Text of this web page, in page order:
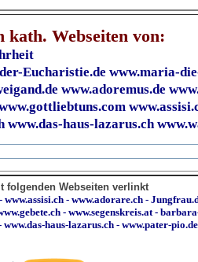
kath. Webseiten von:
Eucharistie.de www.maria-
www.adoremus.de
www.das-haus-lazarus.ch
folgenden Webseiten verlinkt
www.assisi.ch - www.adorare.ch -
- www.segenskreis.at-
www.das-haus-lazarus.ch - www.pater-pio.de